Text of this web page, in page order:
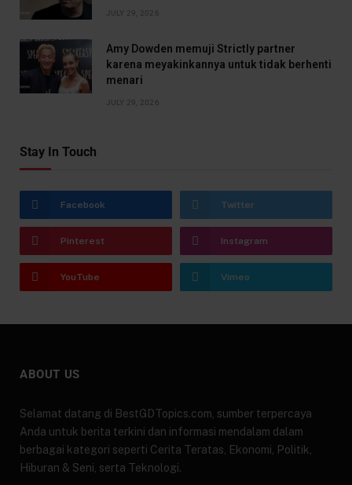
JULY 29, 2026
Amy Dowden memuji Strictly partner
karena meyakinkannya untuk tidak berhenti
menari
JULY 29, 2026
Stay In Touch
Facebook Twitter
Pinterest Instagram
YouTube Vimeo
ABOUT US
Selamat datang di BestGDTopics.com, sumber terpercaya
Anda untuk berita terkini dan informasi mendalam dalam
berbagai kategori seperti Cerita Teratas, Ekonomi, Politik,
Hiburan & Seni, serta Teknologi.